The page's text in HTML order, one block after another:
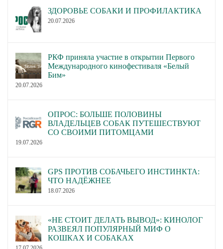
ЗДОРОВЬЕ СОБАКИ И ПРОФИЛАКТИКА
20.07.2026
РКФ приняла участие в открытии Первого
Международного кинофестиваля «Белый
Бим»
20.07.2026
ОПРОС: БОЛЬШЕ ПОЛОВИНЫ
ВЛАДЕЛЬЦЕВ СОБАК ПУТЕШЕСТВУЮТ
СО СВОИМИ ПИТОМЦАМИ
19.07.2026
GPS ПРОТИВ СОБАЧЬЕГО ИНСТИНКТА:
ЧТО НАДЁЖНЕЕ
18.07.2026
«НЕ СТОИТ ДЕЛАТЬ ВЫВОД»: КИНОЛОГ
РАЗВЕЯЛ ПОПУЛЯРНЫЙ МИФ О
КОШКАХ И СОБАКАХ